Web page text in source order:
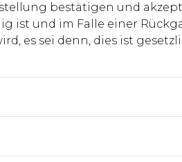
bestätigen und
ist und im Falle einer
es sei denn, dies ist